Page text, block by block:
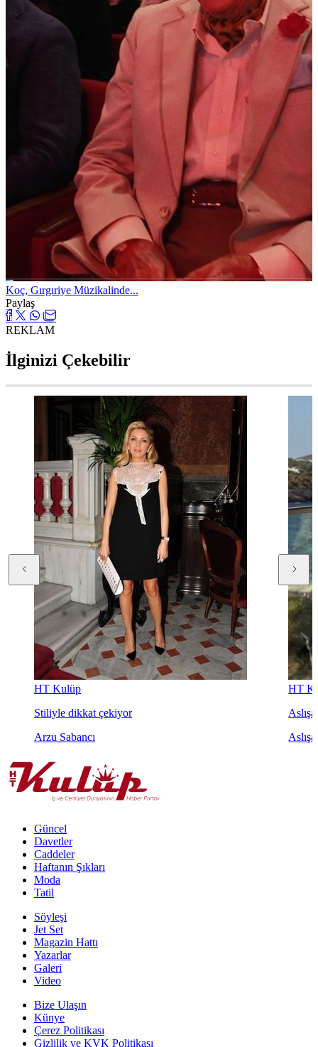
Koç, Gırgıriye Müzikalinde...
Paylaş
REKLAM
İlginizi Çekebilir
HT Kulüp
Stiliyle dikkat çekiyor
Arzu Sabancı
HT
Güncel
Davetler
Caddeler
Haftanın Şıkları
Moda
Tatil
Söyleşi
Jet Set
Magazin Hattı
Yazarlar
Galeri
Video
Bize Ulaşın
Künye
Çerez Politikası
Gizlilik ve KVK Politikası